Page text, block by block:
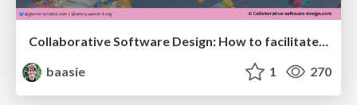
baasie
1 270